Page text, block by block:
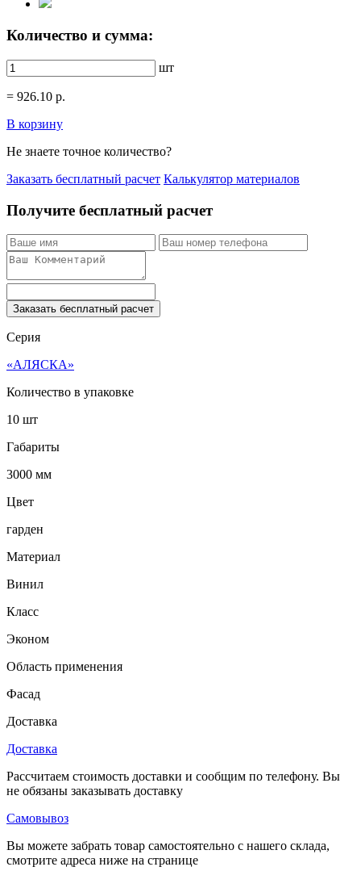
Количество и сумма:
шт
= 926.10 р.
В корзину
Не знаете точное количество?
Заказать бесплатный расчет Калькулятор материалов
Получите бесплатный расчет
Заказать бесплатный расчет
Серия
«АЛЯСКА»
Количество в упаковке
10 шт
Габариты
3000 мм
Цвет
гарден
Материал
Винил
Класс
Эконом
Область применения
Фасад
Доставка
Доставка
Рассчитаем стоимость доставки и сообщим по телефону. Вы
не обязаны заказывать доставку
Самовывоз
Вы можете забрать товар самостоятельно с нашего склада,
смотрите адреса ниже на странице